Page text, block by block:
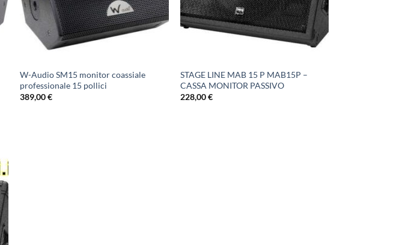
W-Audio SM15 monitor coassiale
professionale 15 pollici
389,00€
STAGE LINE MAB 15 P MAB15P –
CASSA MONITOR PASSIVO
228,00€